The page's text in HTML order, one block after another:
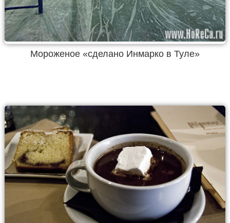
Мороженое «сделано Инмарко в Туле»